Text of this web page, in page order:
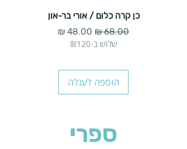
כן קרה כלום / אורי בר-און
מחיר רגיל מחיר מבצע
שלוש ב-₪120
הוספה לעגלה
ספרי